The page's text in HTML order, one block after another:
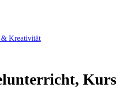
Kreativität
Kurs